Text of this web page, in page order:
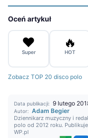
Oceń artykuł
❤️
Super
🔥
HOT
Zobacz TOP 20 disco polo
Data publikacji: 9 lutego
Autor: Adam Begier
Dziennikarz muzyczny i
polo od 2012 roku.
WP.pl